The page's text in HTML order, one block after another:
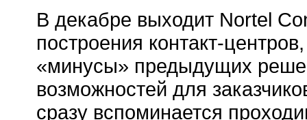
В декабре выходит Nortel
построения контакт-
«минусы» предыдущих
возможностей для
сразу вспоминается